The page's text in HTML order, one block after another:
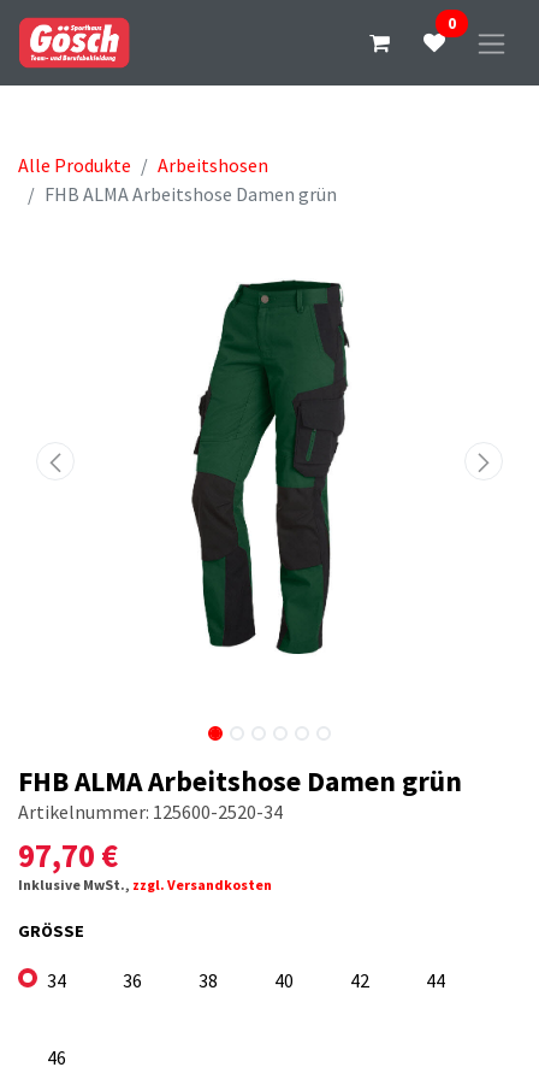
0
Alle Produkte
Arbeitshosen
FHB ALMA Arbeitshose Damen grün
FHB ALMA Arbeitshose Damen grün
Artikelnummer: 125600-2520-34
97,70 €
Inklusive MwSt., zzgl. Versandkosten
GRÖSSE
34 36 38 40 42 44
46